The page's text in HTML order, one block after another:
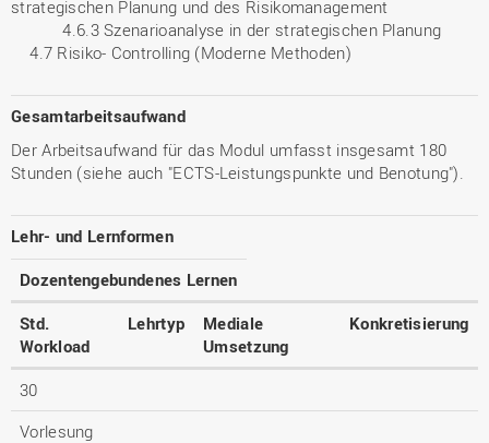
strategischen Planung und des Risikomanagement
4.6.3 Szenarioanalyse in der strategischen Planung
4.7 Risiko- Controlling (Moderne Methoden)
Gesamtarbeitsaufwand
Der Arbeitsaufwand für das Modul umfasst insgesamt 180
Stunden (siehe auch "ECTS-Leistungspunkte und Benotung").
Lehr- und Lernformen
Dozentengebundenes Lernen
Std.
Workload
Lehrtyp
Mediale
Umsetzung
Konkretisierung
30
Vorlesung